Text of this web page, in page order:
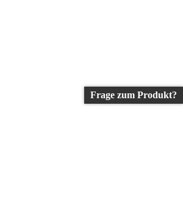
Frage zum Produkt?